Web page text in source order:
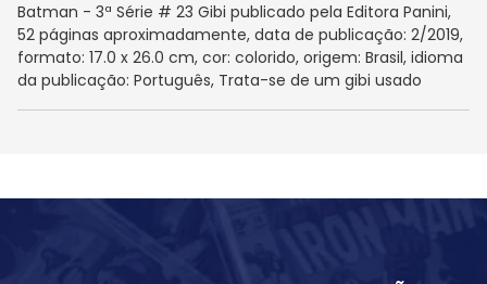
Batman - 3ª Série # 23 Gibi publicado pela Editora Panini,
52 páginas aproximadamente, data de publicação: 2/2019,
formato: 17.0 x 26.0 cm, cor: colorido, origem: Brasil, idioma
da publicação: Português, Trata-se de um gibi usado